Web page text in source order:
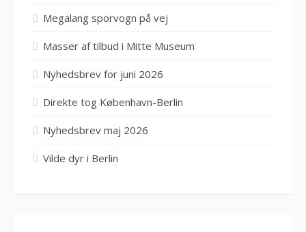
Megalang sporvogn på vej
Masser af tilbud i Mitte Museum
Nyhedsbrev for juni 2026
Direkte tog København-Berlin
Nyhedsbrev maj 2026
Vilde dyr i Berlin